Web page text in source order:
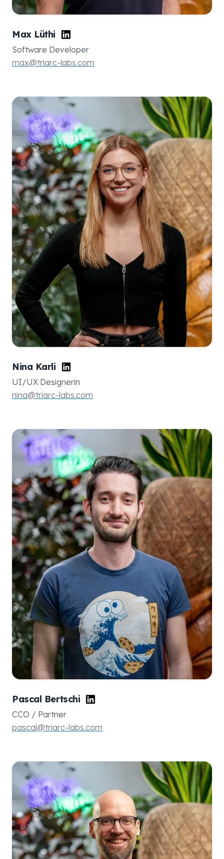
Max Lüthi
Software Developer
max@triarc-labs.com
Nina Karli
UI/UX Designerin
nina@triarc-labs.com
Pascal Bertschi
CCO / Partner
pascal@triarc-labs.com